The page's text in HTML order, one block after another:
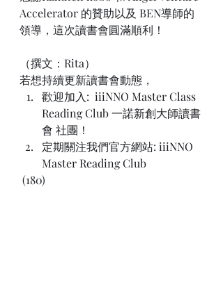
Accelerator 的贊助以及 BEN導師的
領導，這次讀書會圓滿順利！
（撰文：Rita）
若想持續更新讀書會動態，
歡迎加入: iiiNNO Master Class
Reading Club 一諾新創大師讀書
會 社團！
定期關注我們官方網站: iiiNNO
Master Reading Club
(180)